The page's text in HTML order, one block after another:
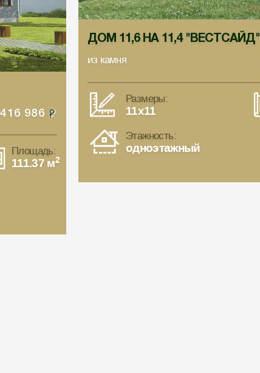
986
Площадь:
111.37 м2
ДОМ 11,6 НА 11,4 "ВЕСТСАЙД"
из камня
Размеры:
11x11
Этажность:
одноэтажный